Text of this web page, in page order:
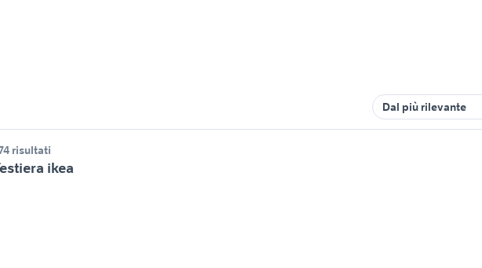
Dal più rilevante
risultati
ikea